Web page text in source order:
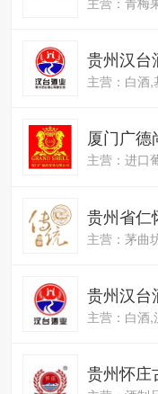
贵州汉台
主营：白酒,
厦门广德
主营：进口
贵州省仁
主营：茅曲
贵州汉台
主营：白酒,
贵州怀庄